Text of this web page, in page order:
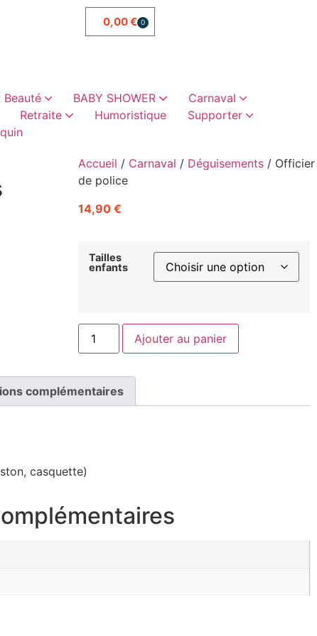
0,00€ 0
BABY SHOWER Carnaval
Retraite Humoristique
Supporter
Accueil / Carnaval / Déguisements / Officier
de police
14,90 €
Tailles
enfants
Ajouter au panier
complémentaires
casquette)